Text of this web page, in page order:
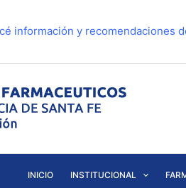
información y recomendaciones
INICIO INSTITUCIONAL